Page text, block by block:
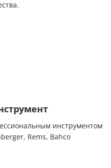
инструментом
Rems, Bahco